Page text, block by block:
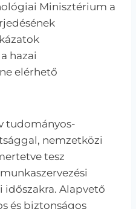
Minisztérium a
hazai
elérhető
tudományos-
nemzetközi
tesz
időszakra. Alapvető
és biztonságos